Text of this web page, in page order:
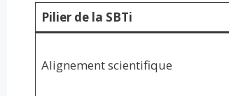
Pilier de la SBTi
Alignement scientifique